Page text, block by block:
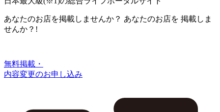
あなたのお店を掲載しませんか？ あなたのお店を 掲載しま
せんか？!
無料掲載・
内容変更のお申し込み